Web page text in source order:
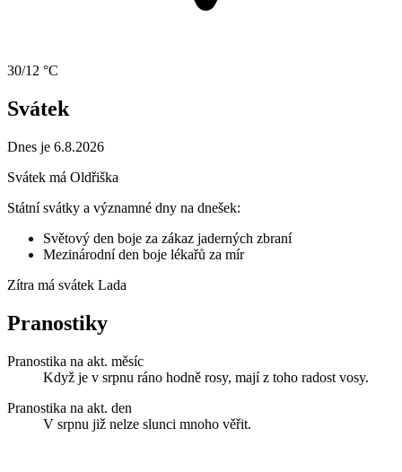
30/12 °C
Svátek
Dnes je 6.8.2026
Svátek má Oldřiška
Státní svátky a významné dny na dnešek:
Světový den boje za zákaz jaderných zbraní
Mezinárodní den boje lékařů za mír
Zítra má svátek Lada
Pranostiky
Pranostika na akt. měsíc
Když je v srpnu ráno hodně rosy, mají z toho radost vosy.
Pranostika na akt. den
V srpnu již nelze slunci mnoho věřit.